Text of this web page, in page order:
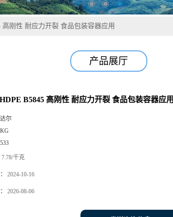
高刚性 耐应力开裂 食品包装容器应用
产品展厅
B5845 高刚性 耐应力开裂 食品包装容器应用
尔
千克
2024-10-16
2026-08-06